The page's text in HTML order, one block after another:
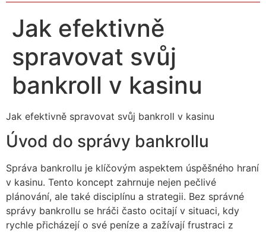
Jak efektivně
spravovat svůj
bankroll v kasinu
Jak efektivně spravovat svůj bankroll v kasinu
Úvod do správy bankrollu
Správa bankrollu je klíčovým aspektem úspěšného hraní
v kasinu. Tento koncept zahrnuje nejen pečlivé
plánování, ale také disciplínu a strategii. Bez správné
správy bankrollu se hráči často ocitají v situaci, kdy
rychle přicházejí o své peníze a zažívají frustraci z